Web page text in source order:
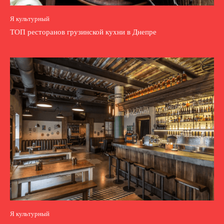
Я культурный
ТОП ресторанов грузинской кухни в Днепре
Я культурный